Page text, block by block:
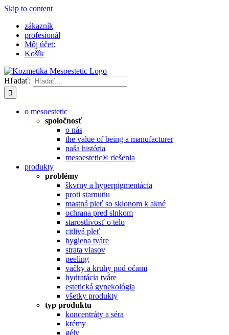
Skip to content
zákazník
profesionál
Môj účet:
Košík
Hľadať:
o mesoestetic
spoločnosť
o nás
the value of being a manufacturer
naša história
mesoestetic® riešenia
produkty
problémy
škvrny a hyperpigmentácia
proti starnutiu
mastná pleť so sklonom k ​​akné
ochrana pred slnkom
starostlivosť o telo
citlivá pleť
hygiena tváre
strata vlasov
peeling
vačky a kruhy pod očami
hydratácia tváre
estetická gynekológia
všetky produkty
typ produktu
koncentráty a séra
krémy
gély